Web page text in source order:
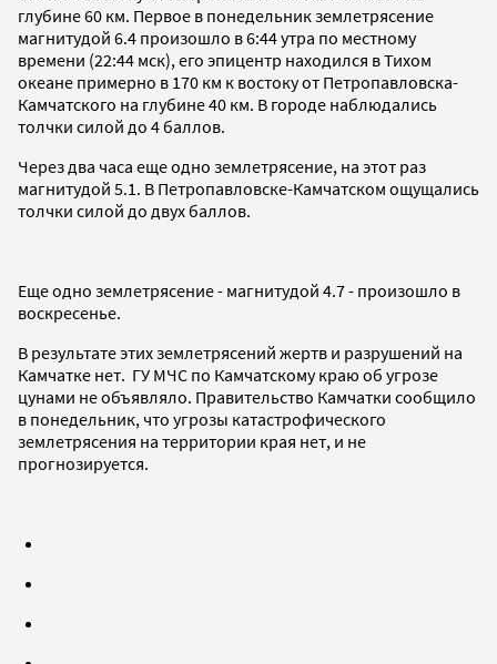
глубине 60 км. Первое в понедельник землетрясение
магнитудой 6.4 произошло в 6:44 утра по местному
времени (22:44 мск), его эпицентр находился в Тихом
океане примерно в 170 км к востоку от Петропавловска-
Камчатского на глубине 40 км. В городе наблюдались
толчки силой до 4 баллов.
Через два часа еще одно землетрясение, на этот раз
магнитудой 5.1. В Петропавловске-Камчатском ощущались
толчки силой до двух баллов.
Еще одно землетрясение - магнитудой 4.7 - произошло в
воскресенье.
В результате этих землетрясений жертв и разрушений на
Камчатке нет. ГУ МЧС по Камчатскому краю об угрозе
цунами не объявляло. Правительство Камчатки сообщило
в понедельник, что угрозы катастрофического
землетрясения на территории края нет, и не
прогнозируется.